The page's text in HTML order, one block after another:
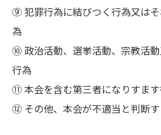
⑨ 犯罪行為に結びつく行為又は
為
⑩ 政治活動、選挙活動、宗教活
行為
⑪ 本会を含む第三者になりすま
⑫ その他、本会が不適当と判断